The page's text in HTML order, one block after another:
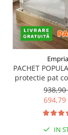
PACHET
protectie pat
938,90
694,79
IN